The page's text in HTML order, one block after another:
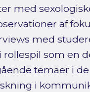
med
af
med
som en
temaer i
i